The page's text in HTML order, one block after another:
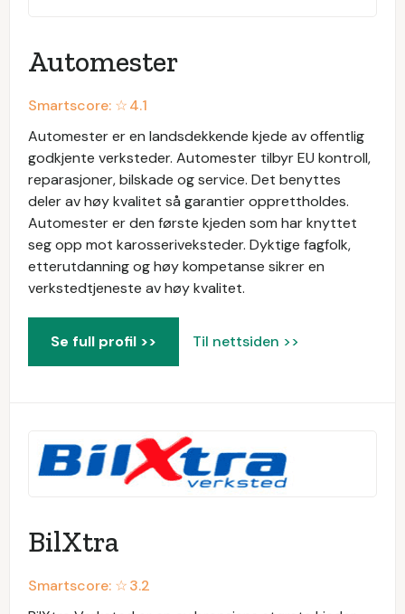
Automester
Smartscore: ☆4.1
Automester er en landsdekkende kjede av offentlig
godkjente verksteder. Automester tilbyr EU kontroll,
reparasjoner, bilskade og service. Det benyttes
deler av høy kvalitet så garantier opprettholdes.
Automester er den første kjeden som har knyttet
seg opp mot karosseriveksteder. Dyktige fagfolk,
etterutdanning og høy kompetanse sikrer en
verkstedtjeneste av høy kvalitet.
Se full profil >> Til nettsiden >>
BilXtra
Smartscore: ☆3.2